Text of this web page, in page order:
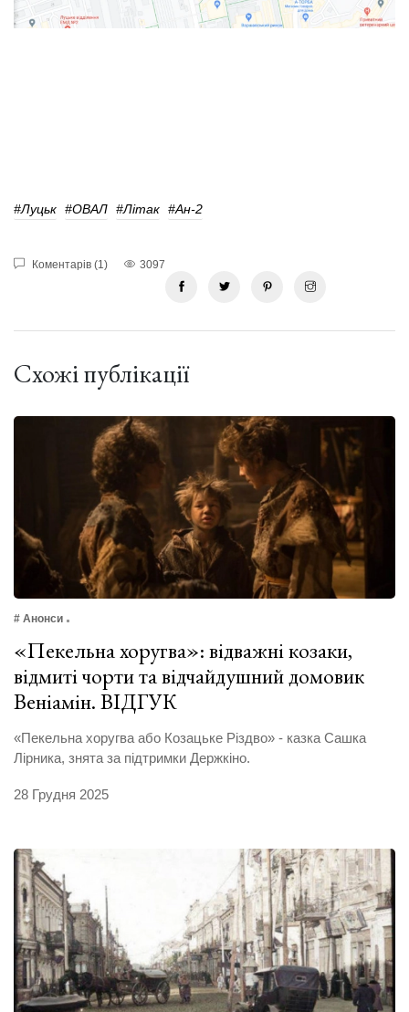
#Луцьк #ОВАЛ #літак #Ан-2
Коментарів (1) 3097
Схожі публікації
# Анонси
«Пекельна хоругва»: відважні козаки,
відмиті чорти та відчайдушний домовик
Веніамін. ВІДГУК
«Пекельна хоругва або Козацьке Різдво» - казка Сашка
Лірника, знята за підтримки Держкіно.
28 Грудня 2025